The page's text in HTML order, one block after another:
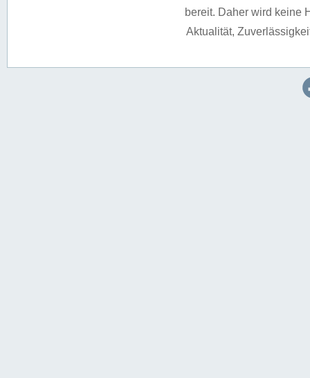
bereit. Daher wird keine
Aktualität,